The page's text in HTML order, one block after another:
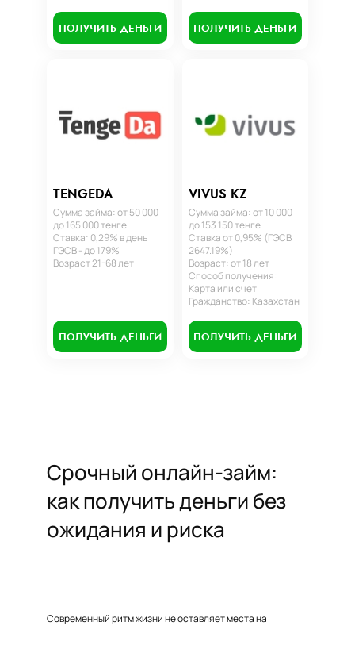
ПОЛУЧИТЬ ДЕНЬГИ ПОЛУЧИТЬ ДЕНЬГИ
TENGEDA
Сумма займа: от 50 000
до 165 000 тенге
Ставка: 0,29% в день
ГЭСВ - до 179%
Возраст 21-68 лет
ПОЛУЧИТЬ ДЕНЬГИ
VIVUS KZ
Сумма займа: от 10 000
до 153 150 тенге
Ставка от 0,95% (ГЭСВ
2647.19%)
Возраст: от 18 лет
Способ получения:
Карта или счет
Гражданство: Казахстан
ПОЛУЧИТЬ ДЕНЬГИ
Срочный онлайн-займ:
как получить деньги без
ожидания и риска
Современный ритм жизни не оставляет места на